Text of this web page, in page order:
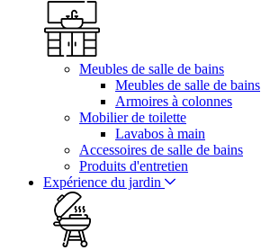
Meubles de salle de bains
Meubles de salle de bains
Armoires à colonnes
Mobilier de toilette
Lavabos à main
Accessoires de salle de bains
Produits d'entretien
Expérience du jardin